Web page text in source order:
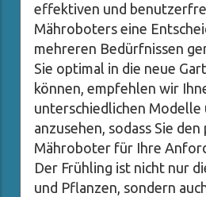
effektiven und
Mähroboters eine
mehreren Bedürfnissen
Sie optimal in die neue
können, empfehlen wir
unterschiedlichen Modelle
anzusehen, sodass Sie den
Mähroboter für Ihre
Der Frühling ist nicht nur
und Pflanzen, sondern